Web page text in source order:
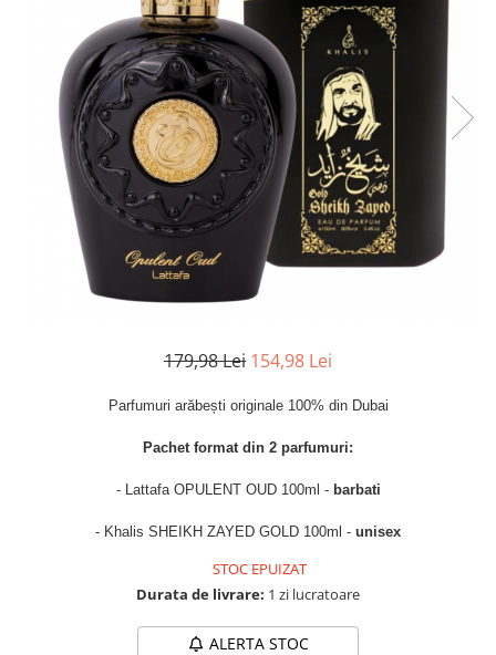
Parfumuri de SEARA
Parfumuri de VARA
Parfumuri de IARNA
French Avenue
Grandeur Elite
Jenny Glow
Khalis
Lattafa
Lattafa Pride
Louis Varel
Maison Alhambra
Montage Brands
179,98 Lei 154,98 Lei
Parfumuri arăbești originale 100% din Dubai
Pachet format din 2 parfumuri:
- Lattafa OPULENT OUD 100ml - barbati
- Khalis SHEIKH ZAYED GOLD 100ml - unisex
STOC EPUIZAT
Durata de livrare: 1 zi lucratoare
ALERTA STOC